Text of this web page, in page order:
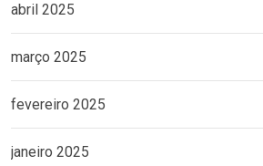
abril 2025
março 2025
fevereiro 2025
janeiro 2025